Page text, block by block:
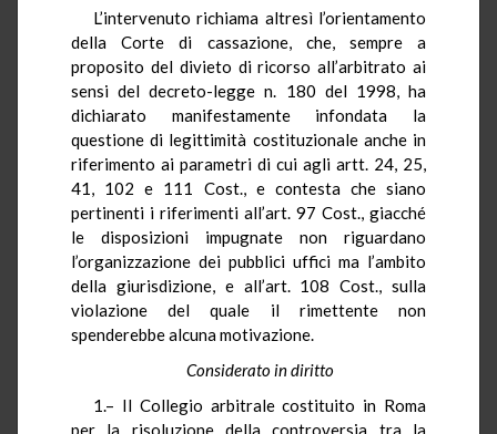
L’intervenuto richiama altresì l’orientamento
della Corte di cassazione, che, sempre a
proposito del divieto di ricorso all’arbitrato ai
sensi del decreto-legge n. 180 del 1998, ha
dichiarato manifestamente infondata la
questione di legittimità costituzionale anche in
riferimento ai parametri di cui agli artt. 24, 25,
41, 102 e 111 Cost., e contesta che siano
pertinenti i riferimenti all’art. 97 Cost., giacché
le disposizioni impugnate non riguardano
l’organizzazione dei pubblici uffici ma l’ambito
della giurisdizione, e all’art. 108 Cost., sulla
violazione del quale il rimettente non
spenderebbe alcuna motivazione.
Considerato in diritto
1.– Il Collegio arbitrale costituito in Roma
per la risoluzione della controversia tra la